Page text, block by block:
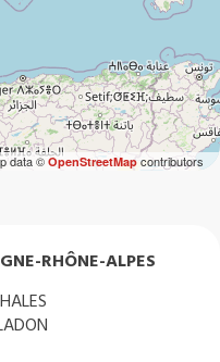
data ©OpenStreetMapcontributors
RHÔNE-ALPES